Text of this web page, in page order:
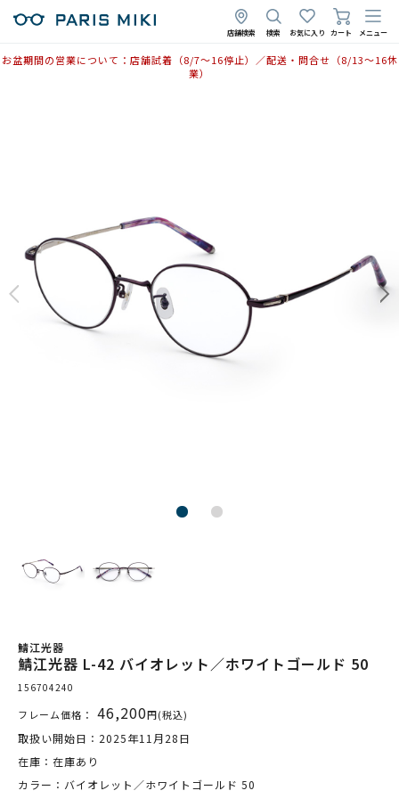
店舗検索 検索 お気に入り カート メニュー
お盆期間の営業について：店舗試着（8/7〜16停止）／配送・問合せ（8/13〜16休
業）
鯖江光器
鯖江光器 L-42 バイオレット／ホワイトゴールド 50
156704240
フレーム価格： 46,200円(税込)
取扱い開始日：2025年11月28日
在庫：在庫あり
カラー：バイオレット／ホワイトゴールド 50
2025年11月14日